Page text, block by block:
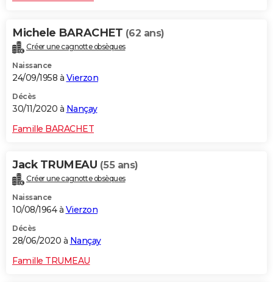
Michele BARACHET (62 ans)
Créer une cagnotte obsèques
Naissance
24/09/1958 à Vierzon
Décès
30/11/2020 à Nançay
Famille BARACHET
Jack TRUMEAU (55 ans)
Créer une cagnotte obsèques
Naissance
10/08/1964 à Vierzon
Décès
28/06/2020 à Nançay
Famille TRUMEAU